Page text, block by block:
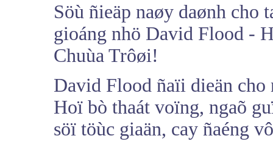
Söù ñieäp naøy daønh cho
gioáng nhö David Flood -
Chuùa Trôøi!
David Flood ñaïi dieän cho
Hoï bò thaát voïng, ngaõ
söï töùc giaän, cay ñaéng